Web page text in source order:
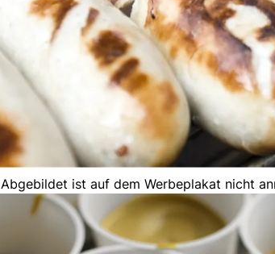
Abgebildet ist auf dem Werbeplakat nicht